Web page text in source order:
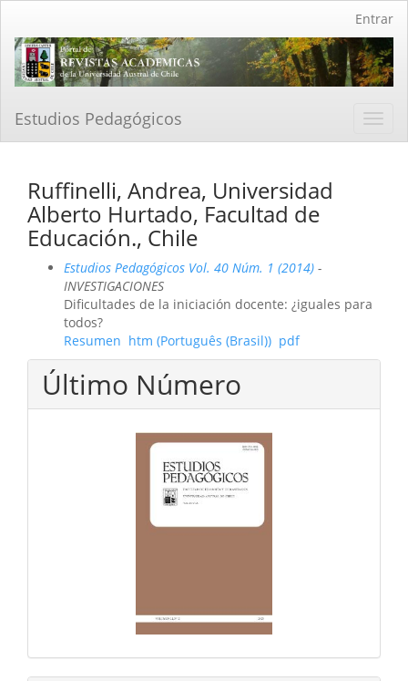
Contenido
principal
Barra
Entrar
Estudios Pedagógicos
Ruffinelli, Andrea, Universidad
Alberto Hurtado, Facultad de
Educación., Chile
Estudios Pedagógicos Vol. 40 Núm. 1 (2014) -
INVESTIGACIONES
Dificultades de la iniciación docente: ¿iguales para
todos?
Resumen htm (Português (Brasil)) pdf
Último Número